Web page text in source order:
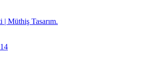
Müthiş Tasarım.